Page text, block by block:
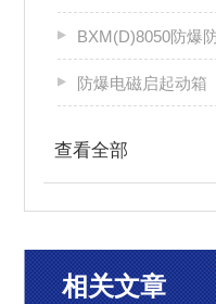
BXM(D)8050防爆防腐控
防爆电磁启起动箱
查看全部
相关文章